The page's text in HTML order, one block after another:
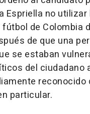
Espriella no
de Colombia
de que una
se estaban
del ciudadano
reconocido
particular.